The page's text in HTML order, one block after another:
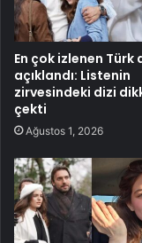
En çok izlenen Türk
açıklandı: Listenin
zirvesindeki dizi
çekti
Ağustos 1, 2026